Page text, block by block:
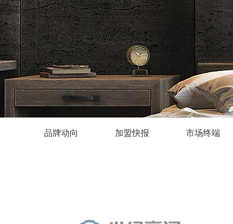
品牌动向 加盟快报 市场终端